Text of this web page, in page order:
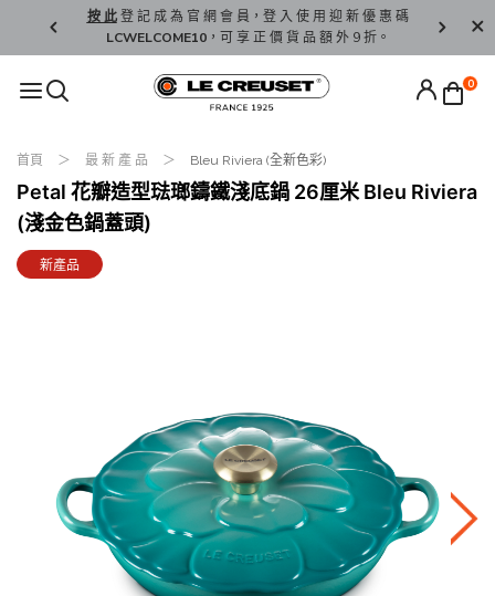
按 此登 記 成 為 官 網 會 員，登 入 使 用 迎 新 優 惠 碼
LCWELCOME10，可 享 正 價 貨 品 額 外 9 折。
香 港 / 澳
0
首頁 最 新 產 品 Bleu Riviera (全新色彩)
Petal 花瓣造型琺瑯鑄鐵淺底鍋 26厘米 Bleu Riviera
(淺金色鍋蓋頭)
新產品